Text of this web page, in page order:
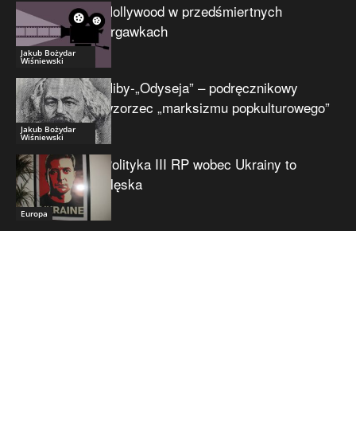
Jakub Bożydar
Wiśniewski
Hollywood w przedśmiertnych
drgawkach
Jakub Bożydar
Wiśniewski
Niby-„Odyseja” – podręcznikowy
wzorzec „marksizmu popkulturowego”
Europa
Polityka III RP wobec Ukrainy to
klęska